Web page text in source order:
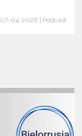
07-04-2026 | Podcast